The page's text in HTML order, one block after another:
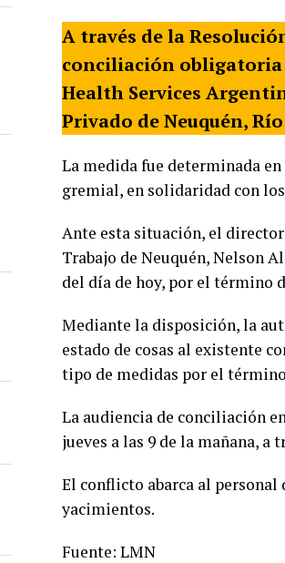
A través de la
conciliación
Health Services
Privado de Neuquén,
La medida fue determinada
gremial, en solidaridad con
Ante esta situación, el
Trabajo de Neuquén, Nelson
del día de hoy, por el término
Mediante la disposición, la
estado de cosas al existente
tipo de medidas por el
La audiencia de conciliación
jueves a las 9 de la mañana,
El conflicto abarca al personal
yacimientos.
Fuente: LMN